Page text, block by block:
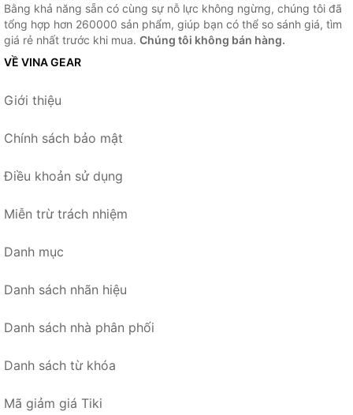
Bằng khả năng sẵn có cùng sự nỗ lực không ngừng, chúng tôi đã
tổng hợp hơn 260000 sản phẩm, giúp bạn có thể so sánh giá, tìm
giá rẻ nhất trước khi mua. Chúng tôi không bán hàng.
VỀ VINA GEAR
Giới thiệu
Chính sách bảo mật
Điều khoản sử dụng
Miễn trừ trách nhiệm
Danh mục
Danh sách nhãn hiệu
Danh sách nhà phân phối
Danh sách từ khóa
Mã giảm giá Tiki